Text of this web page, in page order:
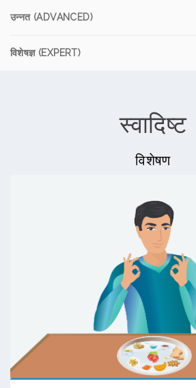
उन्नत (ADVANCED)
विशेषज्ञ (EXPERT)
स्वादिष्ट
विशेषण